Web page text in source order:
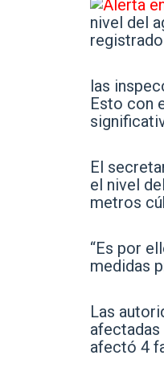
nivel del
las
Esto con
El
el nivel
metros
“Es por
medidas
Las
afectó 4